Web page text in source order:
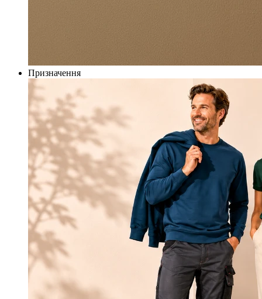
Призначення